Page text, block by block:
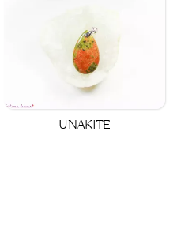
UNAKITE